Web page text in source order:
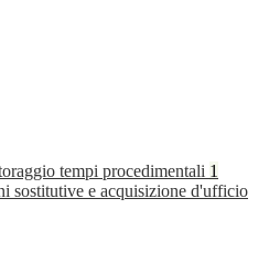
tempi procedimentali 1
sostitutive e acquisizione d'ufficio